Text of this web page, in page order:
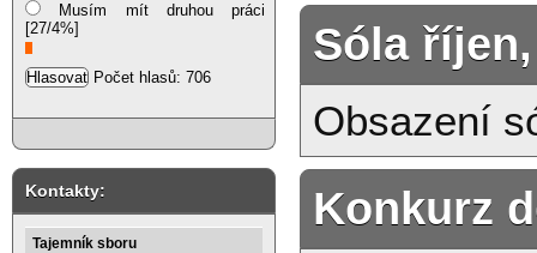
Musím mít druhou práci
[27/4%]
Počet hlasů: 706
Kontakty:
Tajemník sboru
Sóla
Obsazení
Konkurz